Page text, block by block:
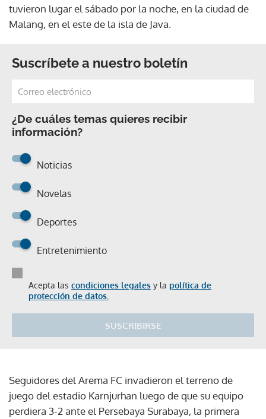
tuvieron lugar el sábado por la noche, en la ciudad de
Malang, en el este de la isla de Java.
Suscríbete a nuestro boletín
¿De cuáles temas quieres recibir
información?
Noticias
Novelas
Deportes
Entretenimiento
Acepta las condiciones legales y la política de
protección de datos.
SUSCRIBIRSE
Seguidores del Arema FC invadieron el terreno de
juego del estadio Karnjurhan luego de que su equipo
perdiera 3-2 ante el Persebaya Surabaya, la primera